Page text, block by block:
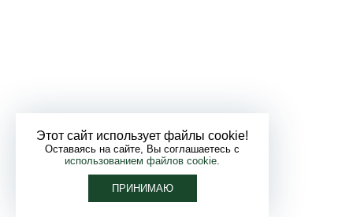
Этот сайт использует файлы cookie!
Оставаясь на сайте, Вы соглашаетесь с
использованием файлов cookie.
ПРИНИМАЮ